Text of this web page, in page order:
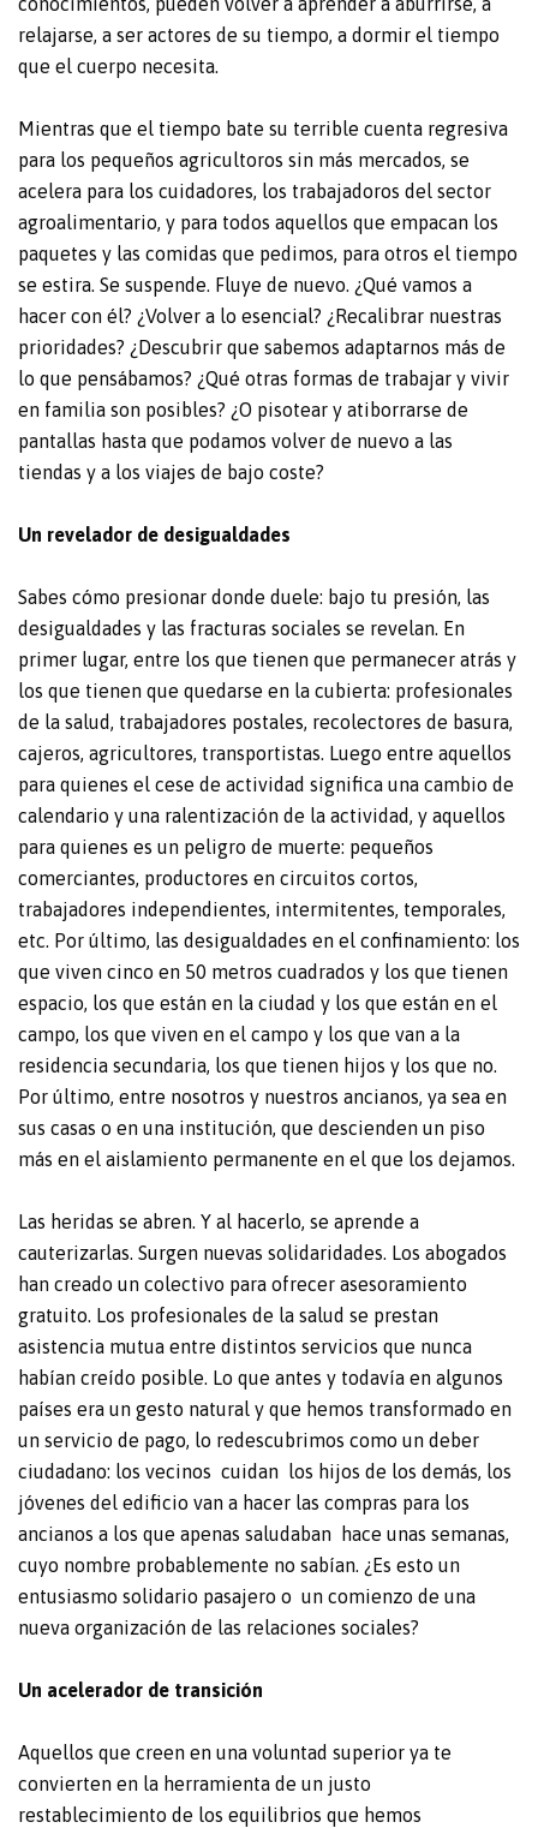
relajarse, a ser actores de su tiempo, a dormir el tiempo
que el cuerpo necesita.
Mientras que el tiempo bate su terrible cuenta regresiva
para los pequeños agricultoros sin más mercados, se
acelera para los cuidadores, los trabajadoros del sector
agroalimentario, y para todos aquellos que empacan los
paquetes y las comidas que pedimos, para otros el tiempo
se estira. Se suspende. Fluye de nuevo. ¿Qué vamos a
hacer con él? ¿Volver a lo esencial? ¿Recalibrar nuestras
prioridades? ¿Descubrir que sabemos adaptarnos más de
lo que pensábamos? ¿Qué otras formas de trabajar y vivir
en familia son posibles? ¿O pisotear y atiborrarse de
pantallas hasta que podamos volver de nuevo a las
tiendas y a los viajes de bajo coste?
Un revelador de desigualdades
Sabes cómo presionar donde duele: bajo tu presión, las
desigualdades y las fracturas sociales se revelan. En
primer lugar, entre los que tienen que permanecer atrás y
los que tienen que quedarse en la cubierta: profesionales
de la salud, trabajadores postales, recolectores de basura,
cajeros, agricultores, transportistas. Luego entre aquellos
para quienes el cese de actividad significa una cambio de
calendario y una ralentización de la actividad, y aquellos
para quienes es un peligro de muerte: pequeños
comerciantes, productores en circuitos cortos,
trabajadores independientes, intermitentes, temporales,
etc. Por último, las desigualdades en el confinamiento: los
que viven cinco en 50 metros cuadrados y los que tienen
espacio, los que están en la ciudad y los que están en el
campo, los que viven en el campo y los que van a la
residencia secundaria, los que tienen hijos y los que no.
Por último, entre nosotros y nuestros ancianos, ya sea en
sus casas o en una institución, que descienden un piso
más en el aislamiento permanente en el que los dejamos.
Las heridas se abren. Y al hacerlo, se aprende a
cauterizarlas. Surgen nuevas solidaridades. Los abogados
han creado un colectivo para ofrecer asesoramiento
gratuito. Los profesionales de la salud se prestan
asistencia mutua entre distintos servicios que nunca
habían creído posible. Lo que antes y todavía en algunos
países era un gesto natural y que hemos transformado en
un servicio de pago, lo redescubrimos como un deber
ciudadano: los vecinos cuidan los hijos de los demás, los
jóvenes del edificio van a hacer las compras para los
ancianos a los que apenas saludaban hace unas semanas,
cuyo nombre probablemente no sabían. ¿Es esto un
entusiasmo solidario pasajero o un comienzo de una
nueva organización de las relaciones sociales?
Un acelerador de transición
Aquellos que creen en una voluntad superior ya te
convierten en la herramienta de un justo
restablecimiento de los equilibrios que hemos